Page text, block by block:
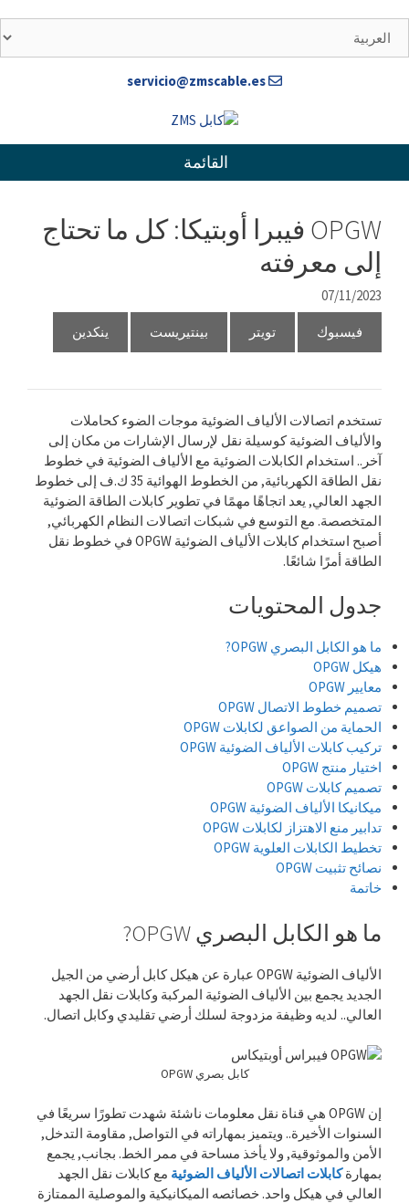
المحتوى
servicio@zmscable.es
القائمة
OPGW فيبرا أوبتيكا: كل ما تحتاج
إلى معرفته
07/11/2023
فيسبوك تويتر بينتيريست ينكدين
تستخدم اتصالات الألياف الضوئية موجات الضوء كحاملات
والألياف الضوئية كوسيلة نقل لإرسال الإشارات من مكان إلى
آخر.. استخدام الكابلات الضوئية مع الألياف الضوئية في خطوط
نقل الطاقة الكهربائية, من الخطوط الهوائية 35 ك.ف إلى خطوط
الجهد العالي, يعد اتجاهًا مهمًا في تطوير كابلات الطاقة الضوئية
المتخصصة. مع التوسع في شبكات اتصالات النظام الكهربائي,
أصبح استخدام كابلات الألياف الضوئية OPGW في خطوط نقل
الطاقة أمرًا شائعًا.
جدول المحتويات
ما هو الكابل البصري OPGW?
هيكل OPGW
معايير OPGW
تصميم خطوط الاتصال OPGW
الحماية من الصواعق لكابلات OPGW
تركيب كابلات الألياف الضوئية OPGW
اختيار منتج OPGW
تصميم كابلات OPGW
ميكانيكا الألياف الضوئية OPGW
تدابير منع الاهتزاز لكابلات OPGW
تخطيط الكابلات العلوية OPGW
نصائح تثبيت OPGW
خاتمة
ما هو الكابل البصري OPGW?
الألياف الضوئية OPGW عبارة عن هيكل كابل أرضي من الجيل
الجديد يجمع بين الألياف الضوئية المركبة وكابلات نقل الجهد
العالي.. لديه وظيفة مزدوجة لسلك أرضي تقليدي وكابل اتصال.
كابل بصري OPGW
إن OPGW هي قناة نقل معلومات ناشئة شهدت تطورًا سريعًا في
السنوات الأخيرة.. ويتميز بمهاراته في التواصل, مقاومة التدخل,
الأمن والموثوقية, ولا يأخذ مساحة في ممر الخط. بجانب, يجمع
بمهارةكابلات اتصالات الألياف الضوئية مع كابلات نقل الجهد
العالي في هيكل واحد. خصائصه الميكانيكية والموصلية الممتازة